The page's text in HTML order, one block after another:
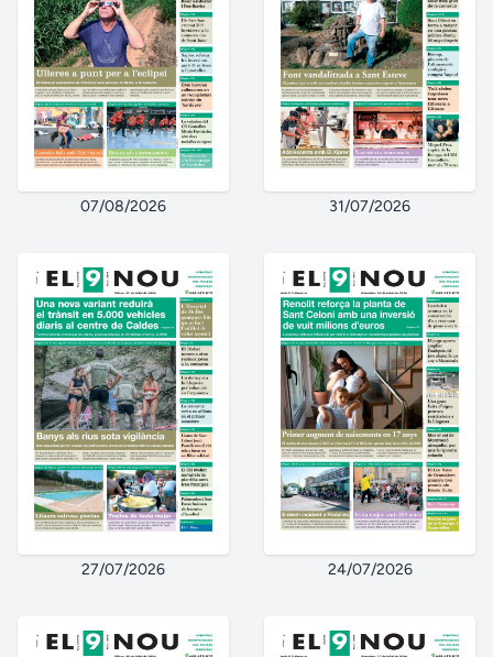
07/08/2026 31/07/2026
27/07/2026 24/07/2026